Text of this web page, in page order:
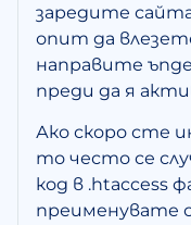
заредите
опит да
направите
преди да я
Ако скоро сте
то често се
код в .htaccess
преименувате